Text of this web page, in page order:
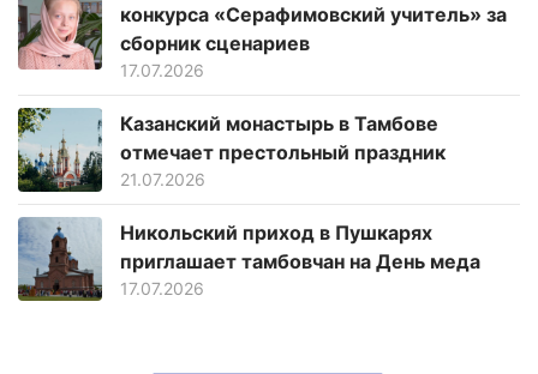
конкурса «Серафимовский учитель» за
сборник сценариев
17.07.2026
Казанский монастырь в Тамбове
отмечает престольный праздник
21.07.2026
Никольский приход в Пушкарях
приглашает тамбовчан на День меда
17.07.2026